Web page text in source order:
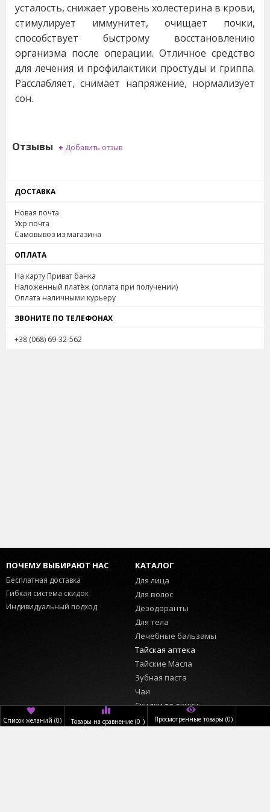
ДОСТАВКА
Новая почта
Укр почта
Самовывоз из магазина
ОПЛАТА
На карту Приват банка
Наложенный платёж (оплата при получении)
Оплата наличными курьеру
ЗВОНИТЕ ПО ТЕЛЕФОНАХ
+38 (068) 69-32-562
усталость, снижает уровень холестерина в крови,
стимулирует иммунитет, очищает почки,
способствует быстрому восстановлению
организма после операции. Отличное средство
для лечения и профилактики простуды и гриппа.
Расслабляет, снимает напряжение, нормализует
сон.
Отзывы + Добавить отзыв
ПОЧЕМУ ВЫБИРАЮТ НАС
Бесплатная доставка
Гибкая система скидок
Индивидуальный подход
КАТАЛОГ
Для лица
Для волос
Дезодоранты
Для тела
Лечебные бальзамы
Тайская аптека
Тайские Масла
Зубная паста
Чаи
Скидки та акции
ИНФОРМАЦИЯ
ПОЛЬЗОВАТЕЛЬ
Список желаний (0) Товары на сравнение (0 ) Просмотренные товары (0)